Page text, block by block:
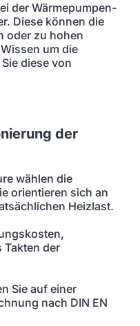
der Wärmepumpen-
Diese können die
oder zu hohen
um die
diese von
der
wählen die
orientieren sich an
Heizlast.
Takten der
Sie auf einer
nach DIN EN